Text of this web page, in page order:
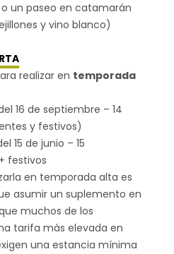
un paseo en catamarán
y vino blanco)
realizar en temporada
16 de septiembre – 14
y festivos)
15 de junio – 15
festivos
en temporada alta es
asumir un suplemento en
muchos de los
tarifa más elevada en
una estancia mínima